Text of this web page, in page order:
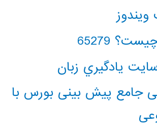
65279
يادگيري زبان
جامع پیش بینی بورس با